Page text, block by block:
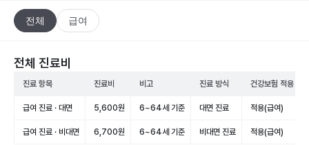
전체 급여
전체 진료비
진료 항목 진료비 비고 진료 방식 건강보험 적용
급여 진료 · 대면 5,600원 6~64세 기준 대면 진료 적용(급여)
급여 진료 · 비대면 6,700원 6~64세 기준 비대면 진료 적용(급여)